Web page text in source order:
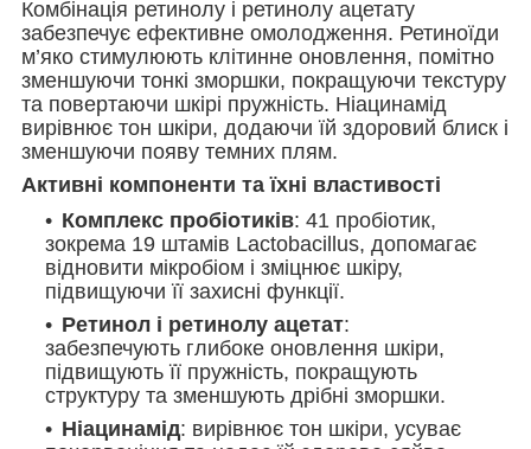
Комбінація ретинолу і ретинолу ацетату
забезпечує ефективне омолодження. Ретиноїди
м’яко стимулюють клітинне оновлення, помітно
зменшуючи тонкі зморшки, покращуючи текстуру
та повертаючи шкірі пружність. Ніацинамід
вирівнює тон шкіри, додаючи їй здоровий блиск і
зменшуючи появу темних плям.
Активні компоненти та їхні властивості
Комплекс пробіотиків: 41 пробіотик,
зокрема 19 штамів Lactobacillus, допомагає
відновити мікробіом і зміцнює шкіру,
підвищуючи її захисні функції.
Ретинол і ретинолу ацетат:
забезпечують глибоке оновлення шкіри,
підвищують її пружність, покращують
структуру та зменшують дрібні зморшки.
Ніацинамід: вирівнює тон шкіри, усуває